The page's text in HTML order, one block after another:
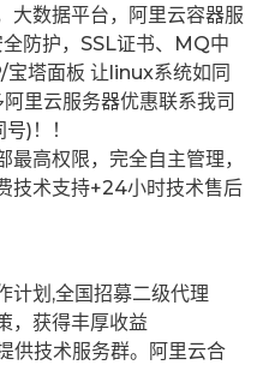
大数据平台，阿里云容器服
防护，SSL证书、MQ中
塔面板 让 linux系统如同
里云服务器优惠联系我司
)！！
高权限，完全自主管理，
技术支持+24小时技术售后
计划,全国招募二级代理
，获得丰厚收益
供技术服务群。阿里云合